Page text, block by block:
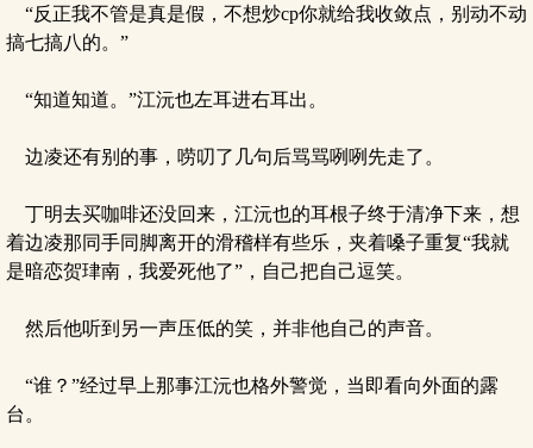
“反正我不管是真是假，不想炒cp你就给我收敛点，别动不动
搞七搞八的。”
“知道知道。”江沅也左耳进右耳出。
边凌还有别的事，唠叨了几句后骂骂咧咧先走了。
丁明去买咖啡还没回来，江沅也的耳根子终于清净下来，想
着边凌那同手同脚离开的滑稽样有些乐，夹着嗓子重复“我就
是暗恋贺珒南，我爱死他了”，自己把自己逗笑。
然后他听到另一声压低的笑，并非他自己的声音。
“谁？”经过早上那事江沅也格外警觉，当即看向外面的露
台。